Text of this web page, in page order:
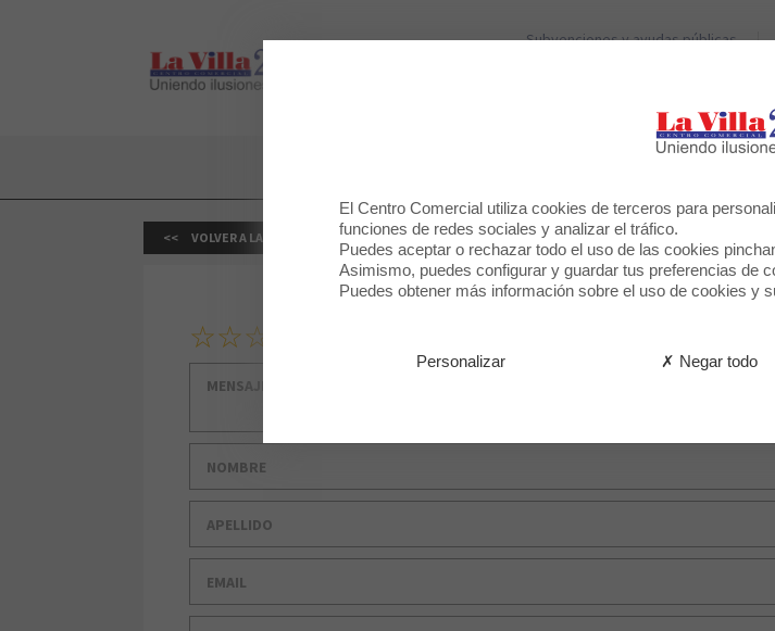
Subvenciones y ayudas públicas
Druni
VOLVER A LA TIENDA
Tu clasificación
2
1
El Centro Comercial utiliza cookies de terceros para
funciones de redes sociales y analizar el tráfico.
Puedes aceptar o rechazar todo el uso de las cookies
Asimismo, puedes configurar y guardar tus preferencias de
Puedes obtener más información sobre el uso de cookies y
✗ Negar todo
Personalizar